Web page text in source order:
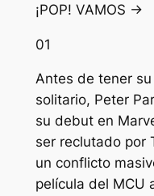
¡POP! VAMOS →
01
Antes de tener
solitario, Peter
su debut en
ser reclutado por
un conflicto
película del MCU